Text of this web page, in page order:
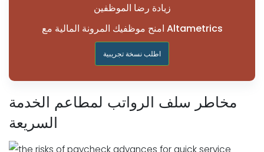
زيادة رضا الموظفين
امنح موظفيك المرونة المالية مع Altametrics
اطلب نسخة تجريبية
مخاطر سلف الرواتب لمطاعم الخدمة
السريعة